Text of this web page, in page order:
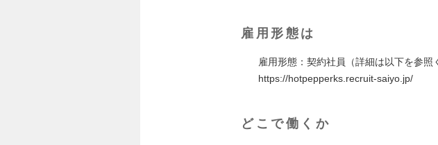
雇用形態は
雇用形態：契約社員（詳細は以下を参照
https://hotpepperks.recruit-saiyo.jp/
どこで働くか